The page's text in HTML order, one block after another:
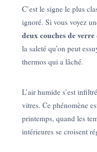
C’est le signe le plus
ignoré. Si vous voyez
deux couches de verre
la saleté qu’on peut
thermos qui a lâché.
L’air humide s’est
vitres. Ce phénomène
printemps, quand les
intérieures se croisent